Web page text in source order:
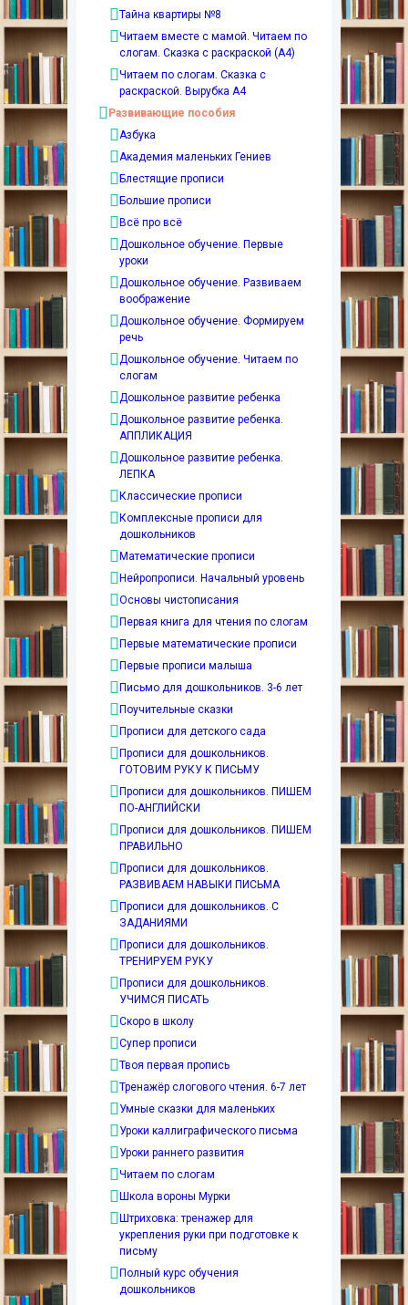
Тайна квартиры №8
Читаем вместе с мамой. Читаем по
слогам. Сказка с раскраской (А4)
Читаем по слогам. Сказка с
раскраской. Вырубка А4
Развивающие пособия
Азбука
Академия маленьких Гениев
Блестящие прописи
Большие прописи
Всё про всё
Дошкольное обучение. Первые
уроки
Дошкольное обучение. Развиваем
воображение
Дошкольное обучение. Формируем
речь
Дошкольное обучение. Читаем по
слогам
Дошкольное развитие ребенка
Дошкольное развитие ребенка.
АППЛИКАЦИЯ
Дошкольное развитие ребенка.
ЛЕПКА
Классические прописи
Комплексные прописи для
дошкольников
Математические прописи
Нейропрописи. Начальный уровень
Основы чистописания
Первая книга для чтения по слогам
Первые математические прописи
Первые прописи малыша
Письмо для дошкольников. 3-6 лет
Поучительные сказки
Прописи для детского сада
Прописи для дошкольников.
ГОТОВИМ РУКУ К ПИСЬМУ
Прописи для дошкольников. ПИШЕМ
ПО-АНГЛИЙСКИ
Прописи для дошкольников. ПИШЕМ
ПРАВИЛЬНО
Прописи для дошкольников.
РАЗВИВАЕМ НАВЫКИ ПИСЬМА
Прописи для дошкольников. С
ЗАДАНИЯМИ
Прописи для дошкольников.
ТРЕНИРУЕМ РУКУ
Прописи для дошкольников.
УЧИМСЯ ПИСАТЬ
Скоро в школу
Супер прописи
Твоя первая пропись
Тренажёр слогового чтения. 6-7 лет
Умные сказки для маленьких
Уроки каллиграфического письма
Уроки раннего развития
Читаем по слогам
Школа вороны Мурки
Штриховка: тренажер для
укрепления руки при подготовке к
письму
Полный курс обучения
дошкольников